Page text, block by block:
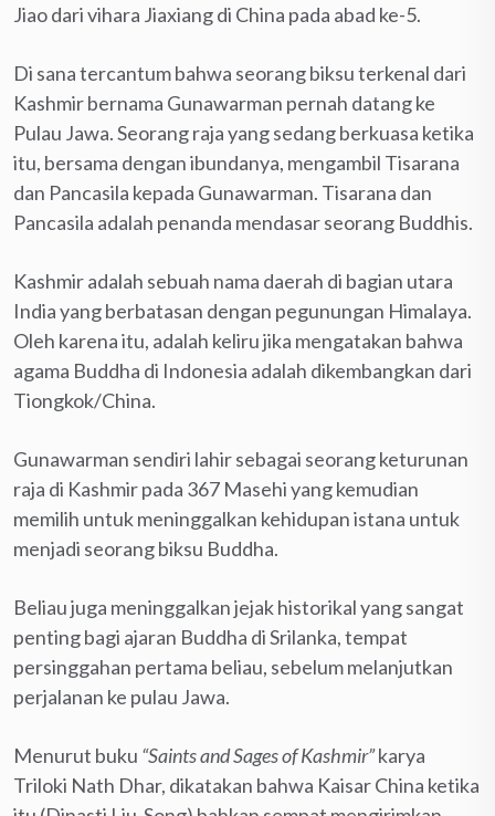
Jiao dari vihara Jiaxiang di China pada abad ke-5.
Di sana tercantum bahwa seorang biksu terkenal dari
Kashmir bernama Gunawarman pernah datang ke
Pulau Jawa. Seorang raja yang sedang berkuasa ketika
itu, bersama dengan ibundanya, mengambil Tisarana
dan Pancasila kepada Gunawarman. Tisarana dan
Pancasila adalah penanda mendasar seorang Buddhis.
Kashmir adalah sebuah nama daerah di bagian utara
India yang berbatasan dengan pegunungan Himalaya.
Oleh karena itu, adalah keliru jika mengatakan bahwa
agama Buddha di Indonesia adalah dikembangkan dari
Tiongkok/China.
Gunawarman sendiri lahir sebagai seorang keturunan
raja di Kashmir pada 367 Masehi yang kemudian
memilih untuk meninggalkan kehidupan istana untuk
menjadi seorang biksu Buddha.
Beliau juga meninggalkan jejak historikal yang sangat
penting bagi ajaran Buddha di Srilanka, tempat
persinggahan pertama beliau, sebelum melanjutkan
perjalanan ke pulau Jawa.
Menurut buku “Saints and Sages of Kashmir”karya
Triloki Nath Dhar, dikatakan bahwa Kaisar China ketika